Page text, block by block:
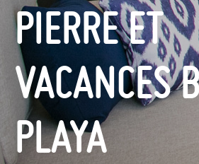
PIERRE ET
VACANCES
PLAYA